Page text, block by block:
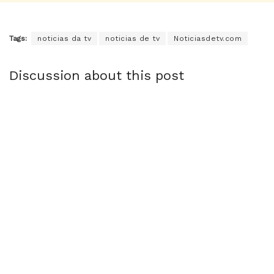
Tags: noticias da tv noticias de tv Noticiasdetv.com
Discussion about this post